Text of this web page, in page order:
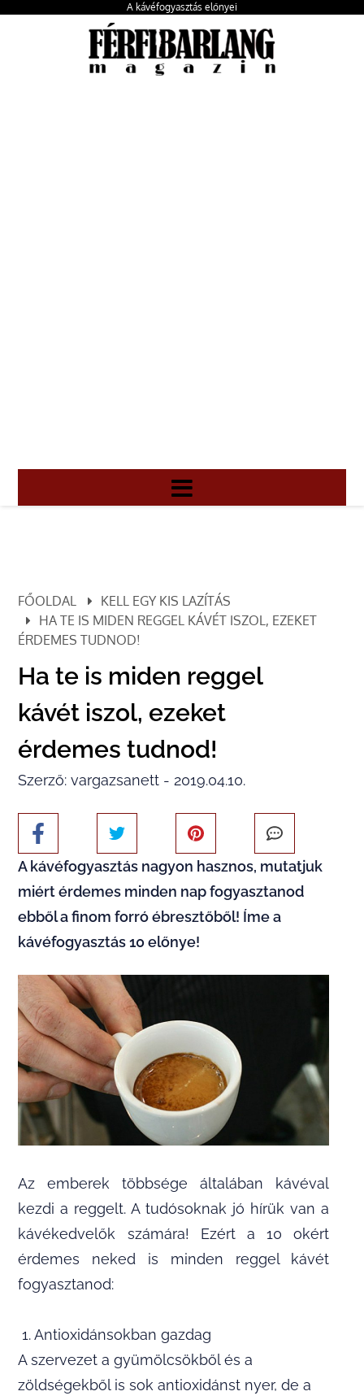
A kávéfogyasztás előnyei
FŐOLDAL
KELL EGY KIS LAZÍTÁS
HA TE IS MIDEN REGGEL KÁVÉT ISZOL, EZEKET
ÉRDEMES TUDNOD!
Ha te is miden reggel
kávét iszol, ezeket
érdemes tudnod!
Szerző: vargazsanett - 2019.04.10.
A kávéfogyasztás nagyon hasznos, mutatjuk
miért érdemes minden nap fogyasztanod
ebből a finom forró ébresztőből! Íme a
kávéfogyasztás 10 előnye!
Az emberek többsége általában kávéval
kezdi a reggelt. A tudósoknak jó hírük van a
kávékedvelők számára! Ezért a 10 okért
érdemes neked is minden reggel kávét
fogyasztanod:
1. Antioxidánsokban gazdag
A szervezet a gyümölcsökből és a
zöldségekből is sok antioxidánst nyer, de a